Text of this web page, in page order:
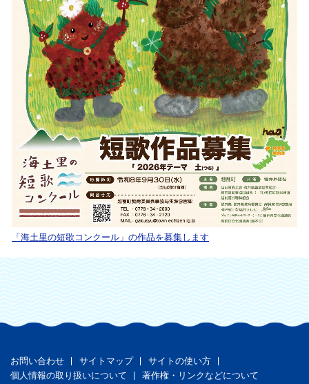
「海土里の短歌コンクール」の作品を募集します
お問い合わせ サイトマップ
サイトの使い方
個人情報の取り扱いについて
著作権・リンクなどについて